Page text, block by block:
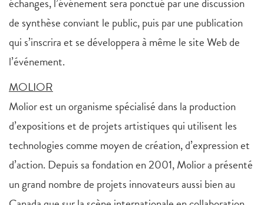
de synthèse conviant le public, puis par une publication
qui s’inscrira et se développera à même le site Web de
l’événement.
MOLIOR
Molior est un organisme spécialisé dans la production
d’expositions et de projets artistiques qui utilisent les
technologies comme moyen de création, d’expression et
d’action. Depuis sa fondation en 2001, Molior a présenté
un grand nombre de projets innovateurs aussi bien au